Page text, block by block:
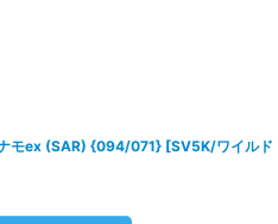
ナモex (SAR) {094/071} [SV5K/ワイルド